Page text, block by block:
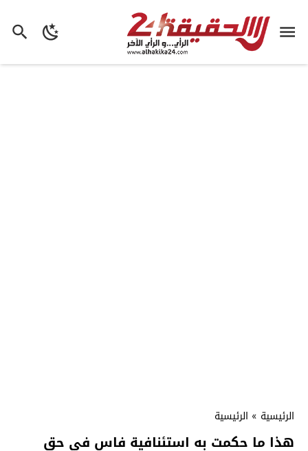
الرئيسية » الرئيسية
هذا ما حكمت به استئنافية فاس في حق